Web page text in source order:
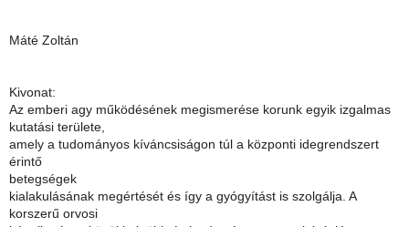
Máté Zoltán
Kivonat:
Az emberi agy működésének megismerése korunk egyik izgalmas
kutatási területe,
amely a tudományos kíváncsiságon túl a központi idegrendszert
érintő
betegségek
kialakulásának megértését és így a gyógyítást is szolgálja. A
korszerű orvosi